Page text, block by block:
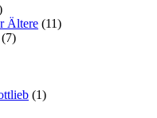
Ältere (11)
(7)
(1)